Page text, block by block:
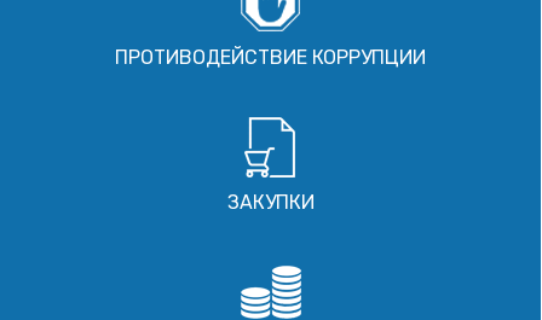
ПРОТИВОДЕЙСТВИЕ КОРРУПЦИИ
ЗАКУПКИ